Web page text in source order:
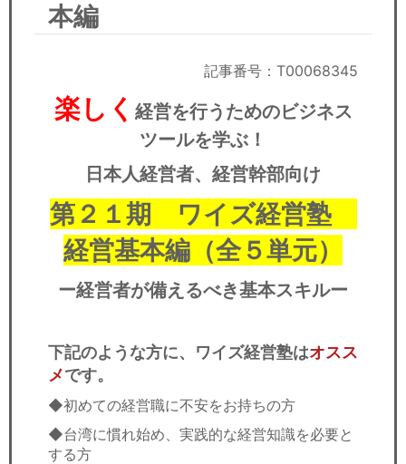
セミナー
労務顧問
飲食店情報
本編
記事番号：T00068345
楽しく 経営を行うためのビジネス
ツールを学ぶ！
日本人経営者、経営幹部向け
第２１期 ワイズ経営塾
経営基本編（全５単元）
ー経営者が備えるべき基本スキルー
下記のような方に、ワイズ経営塾はオスス
メです。
◆初めての経営職に不安をお持ちの方
◆台湾に慣れ始め、実践的な経営知識を必要と
する方